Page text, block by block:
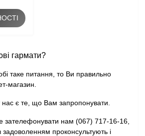
гармати?
таке питання, то Ви правильно
магазин.
є те, що Вам запропонувати.
зателефонувати нам (067) 717-16-16,
задоволенням проконсультують і